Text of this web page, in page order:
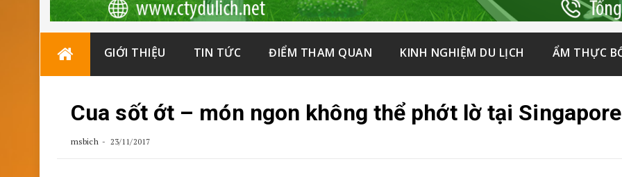
GIỚI THIỆU TIN TỨC ĐIỂM THAM QUAN KINH NGHIỆM DU LỊCH ẨM THỰC
Cua sốt ớt – món ngon không thể phớt lờ tại Singapore
msbich 23/11/2017